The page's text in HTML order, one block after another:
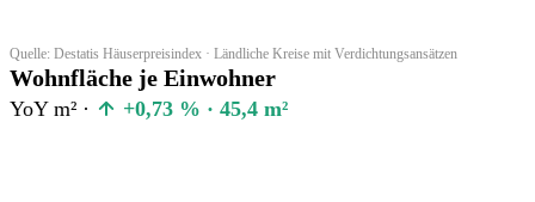
Quelle: Destatis Häuserpreisindex · Ländliche Kreise mit Verdichtungsansätzen
Wohnfläche je Einwohner
YoY m² · +0,73 % · 45,4 m²